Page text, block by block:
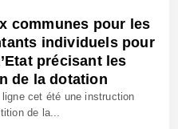
communes pour les
individuels pour
précisant les
de la dotation
cet été une instruction
de la...